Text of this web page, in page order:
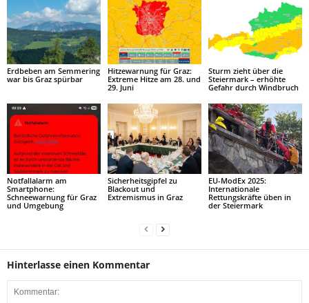
Erdbeben am Semmering
war bis Graz spürbar
Hitzewarnung für Graz:
Extreme Hitze am 28. und
29. Juni
Sturm zieht über die
Steiermark – erhöhte
Gefahr durch Windbruch
Notfallalarm am
Smartphone:
Schneewarnung für Graz
und Umgebung
Sicherheitsgipfel zu
Blackout und
Extremismus in Graz
EU-ModEx 2025:
Internationale
Rettungskräfte üben in
der Steiermark
Hinterlasse einen Kommentar